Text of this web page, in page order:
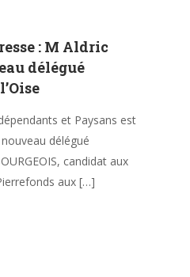
: M Aldric
délégué
et Paysans est
délégué
candidat aux
aux […]